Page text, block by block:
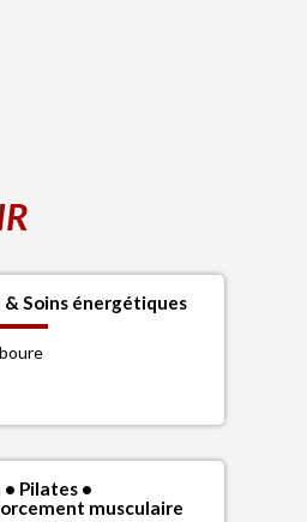
& Soins énergétiques
• Pilates •
musculaire